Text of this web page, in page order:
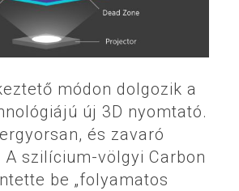
módon dolgozik a
új 3D nyomtató.
és zavaró
szilícium-völgyi Carbon
be „folyamatos